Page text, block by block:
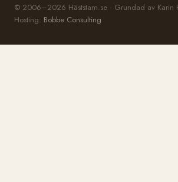
© 2006–2026 Häststam.se · Grundad av Karin
Hosting: Bobbe Consulting